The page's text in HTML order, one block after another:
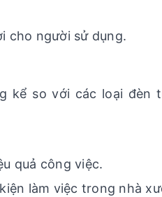
cho người sử dụng.
kể so với các loại đèn
quả công việc.
làm việc trong nhà